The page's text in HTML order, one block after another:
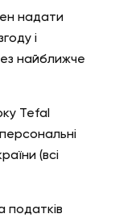
надати
і
найближче
Tefal
(всі
податків